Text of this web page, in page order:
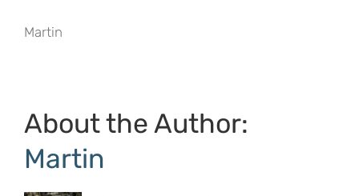
Martin
About the Author:
Martin